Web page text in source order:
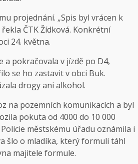
projednání. „Spis byl vrácen k
ČTK Žídková. Konkrétní
24. května.
pokračovala v jízdě po D4,
se ho zastavit v obci Buk.
drogy ani alkohol.
na pozemních komunikacích a byl
pokuta od 4000 do 10 000
městskému úřadu oznámila i
šlo o mladíka, který formuli táhl
majitele formule.